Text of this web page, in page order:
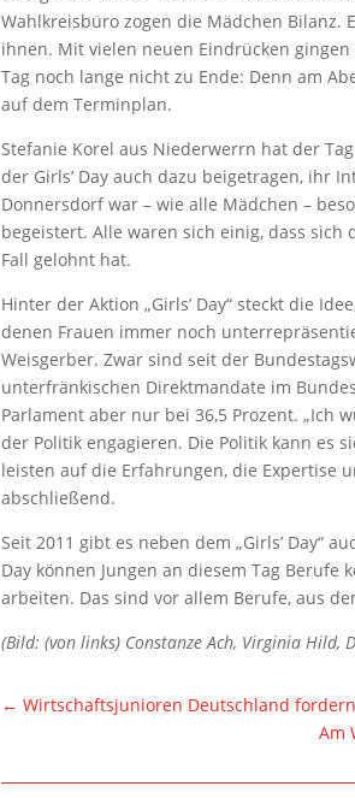
Wahlkreisbüro zogen die Mädchen Bilanz.
ihnen. Mit vielen neuen Eindrücken
Tag noch lange nicht zu Ende: Denn am
auf dem Terminplan.
Stefanie Korel aus Niederwerrn hat der
der Girls’ Day auch dazu beigetragen, ihr
Donnersdorf war – wie alle Mädchen –
begeistert. Alle waren sich einig, dass sich
Fall gelohnt hat.
Hinter der Aktion „Girls’ Day“ steckt die
denen Frauen immer noch
Weisgerber. Zwar sind seit der
unterfränkischen Direktmandate im
Parlament aber nur bei 36,5 Prozent. „Ich
der Politik engagieren. Die Politik kann es
leisten auf die Erfahrungen, die Expertise
abschließend.
Seit 2011 gibt es neben dem „Girls’ Day“
Day können Jungen an diesem Tag
arbeiten. Das sind vor allem Berufe, aus
(Bild: (von links) Constanze Ach, Virginia Hild,
←Wirtschaftsjunioren Deutschland
Am